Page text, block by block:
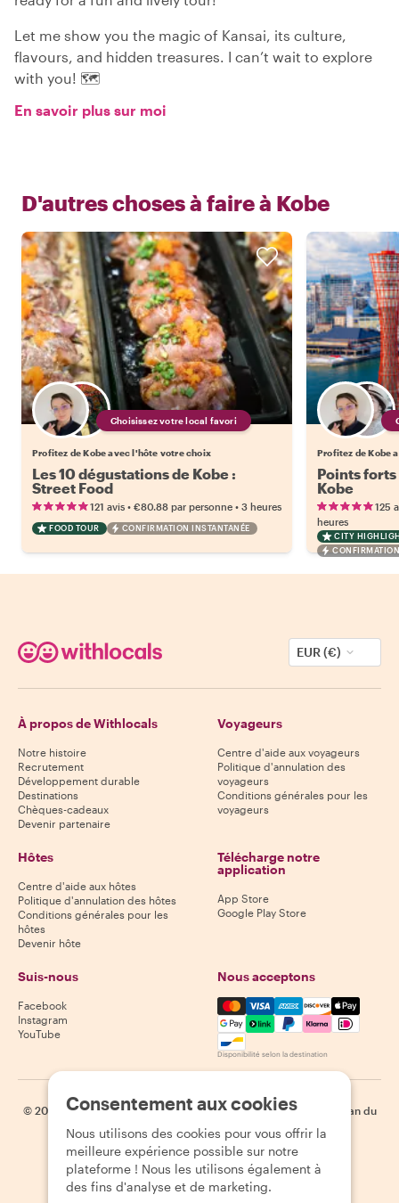
Let me show you the magic of Kansai, its culture,
flavours, and hidden treasures. I can’t wait to explore
with you! 🗺️
En savoir plus sur moi
D'autres choses à faire à Kobe
Choisissez votre local favori
Profitez de Kobe avec l'hôte votre choix
Les 10 dégustations de Kobe :
Street Food
121 avis • €80.88 par personne • 3 heures
FOOD TOUR CONFIRMATION INSTANTANÉE
Profitez de Kobe
Points
Kobe
125
heures
CITY
EUR (€)
À propos de Withlocals
Notre histoire
Recrutement
Développement durable
Destinations
Chèques-cadeaux
Devenir partenaire
Voyageurs
Centre d'aide aux voyageurs
Politique d'annulation des
voyageurs
Conditions générales pour les
voyageurs
Hôtes
Centre d'aide aux hôtes
Politique d'annulation des hôtes
Conditions générales pour les
hôtes
Devenir hôte
Télécharge notre
application
App Store
Google Play Store
Suis-nous
Facebook
Instagram
YouTube
Nous acceptons
Mastercard, Visa, Amex,
Disponibilité selon la destination
© 2026 Withlocals.com | Politique de confidentialité | Cookies
Plan du
site
Consentement aux cookies
Nous utilisons des cookies pour vous offrir la
meilleure expérience possible sur notre
plateforme ! Nous les utilisons également à
des fins d'analyse et de marketing.